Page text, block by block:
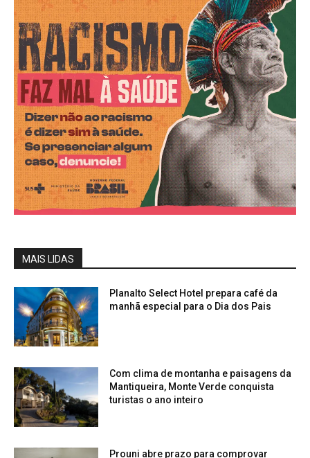
MAIS LIDAS
Planalto Select Hotel prepara café da
manhã especial para o Dia dos Pais
Com clima de montanha e paisagens da
Mantiqueira, Monte Verde conquista
turistas o ano inteiro
Prouni abre prazo para comprovar